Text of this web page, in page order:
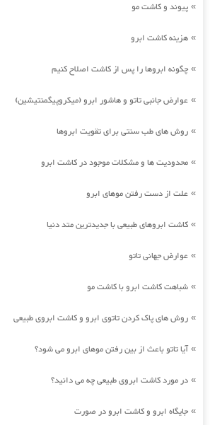
» پیوند و کاشت مو
» هزینه کاشت ابرو
» چگونه ابروها را پس از کاشت اصلاح کنیم
» عوارض جانبی تاتو و هاشور ابرو (میکروپیگمنتیشین)
» روش های طب سنتی برای تقویت ابروها
» محدودیت ها و مشکلات موجود در کاشت ابرو
» علت از دست رفتن موهای ابرو
» کاشت ابروهای طبیعی با جدیدترین متد دنیا
» عوارض جهانی تاتو
» شباهت کاشت ابرو با کاشت مو
» روش های پاک کردن تاتوی ابرو و کاشت ابروی طبیعی
»آیا تاتو باعث از بین رفتن موهای ابرو می شود؟
» در مورد کاشت ابروی طبیعی چه می دانید؟
» جایگاه ابرو و کاشت ابرو در صورت